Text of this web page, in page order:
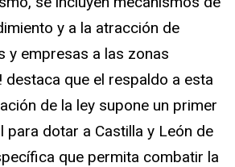
y a la atracción de
y empresas a las zonas
destaca que el respaldo a esta
de la ley supone un primer
para dotar a Castilla y León de
que permita combatir la